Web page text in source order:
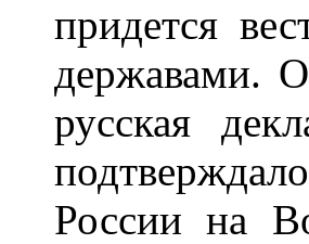
придется
державами.
русская
России на